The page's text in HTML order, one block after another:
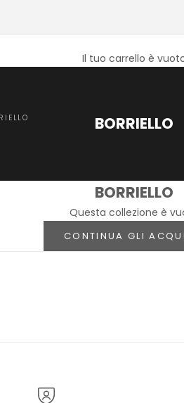
Il tuo carrello è
BORRIELLO
BORRIELLO
Questa collezione è
CONTINUA GLI